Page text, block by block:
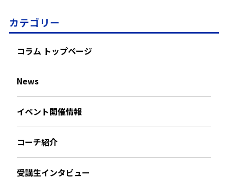
カテゴリー
コラム トップページ
News
イベント開催情報
コーチ紹介
受講生インタビュー